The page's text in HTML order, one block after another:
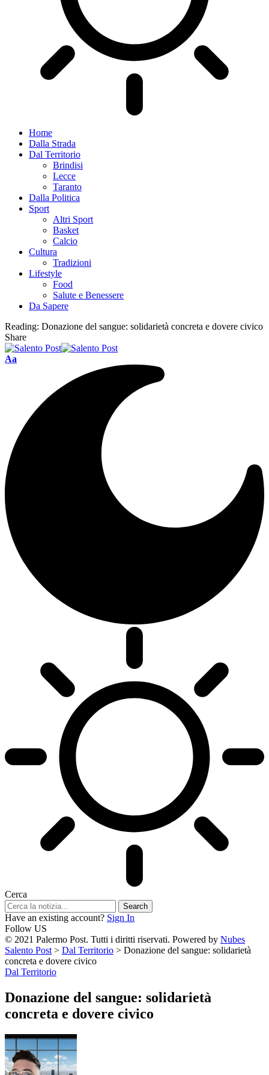
Home
Dalla Strada
Dal Territorio
Brindisi
Lecce
Taranto
Dalla Politica
Sport
Altri Sport
Basket
Calcio
Cultura
Tradizioni
Lifestyle
Food
Salute e Benessere
Da Sapere
Reading: Donazione del sangue: solidarietà concreta e dovere civico
Share
Aa
Cerca
Have an existing account? Sign In
Follow US
© 2021 Palermo Post. Tutti i diritti riservati. Powered by Nubes
Salento Post > Dal Territorio > Donazione del sangue: solidarietà
concreta e dovere civico
Dal Territorio
Donazione del sangue: solidarietà
concreta e dovere civico